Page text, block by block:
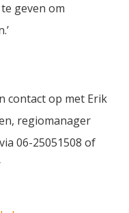
geven om
contact op met Erik
regiomanager
06-25051508 of